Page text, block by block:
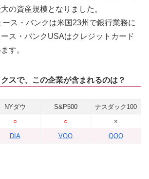
の資産規模となりました。
ス・バンクは米国23州で銀行業務に
ス・バンクUSAはクレジットカード
す。
スで、この企業が含まれるのは？
NYダウ S&P500
ナスダック100
○ ○
×
DIA VOO QQQ